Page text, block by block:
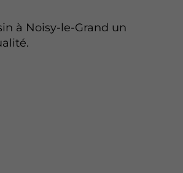
à Noisy-le-Grand un